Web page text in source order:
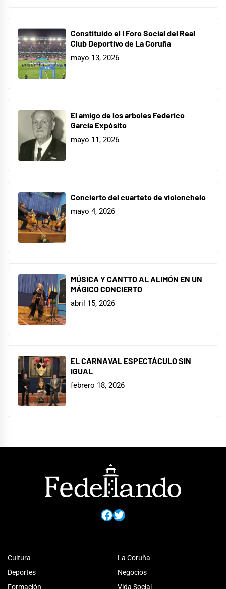
Constituido el I Foro Social del Real
Club Deportivo de La Coruña
mayo 13, 2026
El amigo de los arboles Federico
García Expósito
mayo 11, 2026
Concierto del cuarteto de violonchelo
mayo 4, 2026
MÚSICA Y CANTTO AL ALIMÓN EN UN
MÁGICO CONCIERTO
abril 15, 2026
EL CARNAVAL ESPECTÁCULO SIN
IGUAL
febrero 18, 2026
Facebook
Twitter
Cultura
Deportes
Formación
La Coruña
Negocios
Vida Social